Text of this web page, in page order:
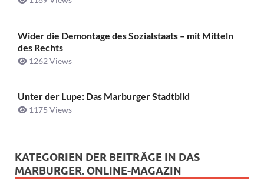
Wider die Demontage des Sozialstaats – mit Mitteln
des Rechts
1262 Views
Unter der Lupe: Das Marburger Stadtbild
1175 Views
KATEGORIEN DER BEITRÄGE IN DAS
MARBURGER. ONLINE-MAGAZIN